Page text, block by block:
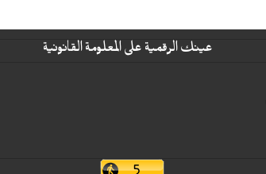
عينك الرقمية على المعلومة القانونية